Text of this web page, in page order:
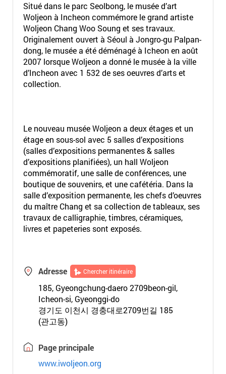
Situé dans le parc Seolbong, le musée d’art
Woljeon à Incheon commémore le grand artiste
Woljeon Chang Woo Soung et ses travaux.
Originalement ouvert à Séoul à Jongro-gu Palpan-
dong, le musée a été déménagé à Icheon en août
2007 lorsque Woljeon a donné le musée à la ville
d’Incheon avec 1 532 de ses oeuvres d’arts et
collection.
Le nouveau musée Woljeon a deux étages et un
étage en sous-sol avec 5 salles d’expositions
(salles d’expositions permanentes & salles
d’expositions planifiées), un hall Woljeon
commémoratif, une salle de conférences, une
boutique de souvenirs, et une cafétéria. Dans la
salle d’exposition permanente, les chefs d’oeuvres
du maître Chang et sa collection de tableaux, ses
travaux de calligraphie, timbres, céramiques,
livres et papeteries sont exposés.
Adresse Chercher itinéraire
185, Gyeongchung-daero 2709beon-gil,
Icheon-si, Gyeonggi-do
경기도 이천시 경충대로2709번길 185
(관고동)
Page principale
www.iwoljeon.org